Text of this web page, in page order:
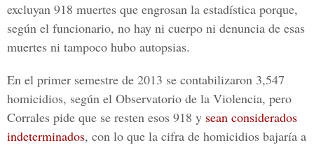
excluyan 918 muertes que engrosan la estadística porque,
según el funcionario, no hay ni cuerpo ni denuncia de esas
muertes ni tampoco hubo autopsias.
En el primer semestre de 2013 se contabilizaron 3,547
homicidios, según el Observatorio de la Violencia, pero
Corrales pide que se resten esos 918 y sean considerados
indeterminados, con lo que la cifra de homicidios bajaría a